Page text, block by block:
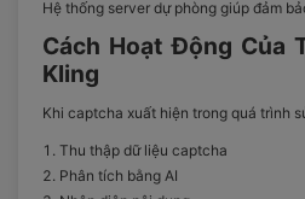
Hệ thống server dự phòng giúp đảm
Cách Hoạt Động Của
Kling
Khi captcha xuất hiện trong quá trình
Thu thập dữ liệu captcha
Phân tích bằng AI